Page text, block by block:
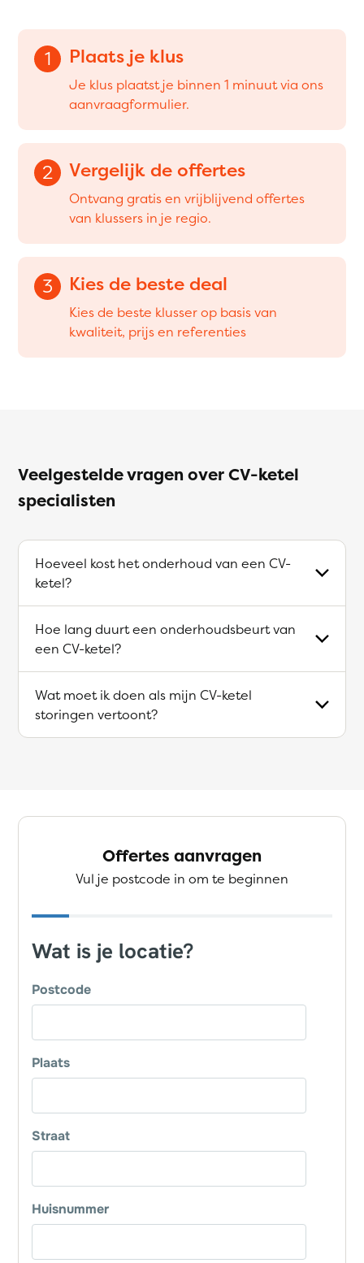
1 Plaats je klus
Je klus plaatst je binnen 1 minuut via ons
aanvraagformulier.
2 Vergelijk de offertes
Ontvang gratis en vrijblijvend offertes
van klussers in je regio.
3 Kies de beste deal
Kies de beste klusser op basis van
kwaliteit, prijs en referenties
Veelgestelde vragen over CV-ketel
specialisten
Hoeveel kost het onderhoud van een CV-
ketel?
Hoe lang duurt een onderhoudsbeurt van
een CV-ketel?
Wat moet ik doen als mijn CV-ketel
storingen vertoont?
Offertes aanvragen
Vul je postcode in om te beginnen